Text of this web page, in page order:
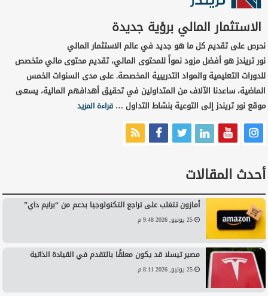
الاستثمار المالي برؤية جديدة
نحرص على تقديم كل ما هو جديد في عالم الاستثمار المالي
نور تريندز هو أفضل مزود نمواً للمحتوى المالي، تقديم محتوى مالي متخصص
للدورات التعليمية والمواد التدريبية المخصصة. على مدى السنوات الخمس
الماضية، ساعدنا الآلاف من المتداولين في تحقيق أهدافهم المالية، يسعى
موقع نور تريندز إلى التوعية بنشاط التداول …قراءة المزيد
أحدث المقالات
أمازون تتغلب على تراجع التكنولوجيا بدعم من “برايم داي”
25 يونيو, 2026 9:48 م
مصير تيسلا قد يكون معلقًا بالتقدم في القيادة الذاتية
25 يونيو, 2026 8:11 م